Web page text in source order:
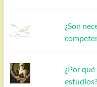
¿Son
¿Por
estudios?